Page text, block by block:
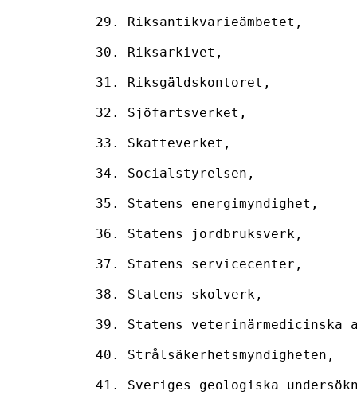
29. Riksantikvarieämbetet,
30. Riksarkivet,
31. Riksgäldskontoret,
32. Sjöfartsverket,
33. Skatteverket,
34. Socialstyrelsen,
35. Statens energimyndighet,
36. Statens jordbruksverk,
37. Statens servicecenter,
38. Statens skolverk,
39. Statens veterinärmedicinska
40. Strålsäkerhetsmyndigheten,
41. Sveriges geologiska